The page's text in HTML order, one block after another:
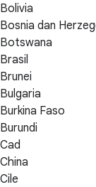
Bolivia
Bosnia dan
Botswana
Brasil
Brunei
Bulgaria
Burkina Faso
Burundi
Cad
China
Cile